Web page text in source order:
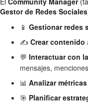
Gestor de Redes Sociales
📱 Gestionar redes
✍️ Crear contenido
💬 Interactuar con
mensajes, menciones
📊 Analizar métricas
🎯 Planificar